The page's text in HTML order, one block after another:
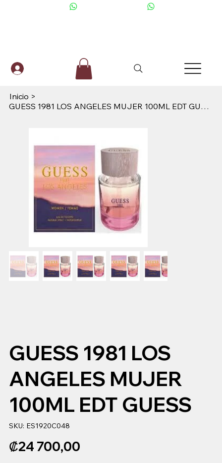
Inicio >
GUESS 1981 LOS ANGELES MUJER 100ML EDT GUESS
GUESS 1981 LOS
ANGELES MUJER
100ML EDT GUESS
SKU: SKU
ES1920C048
ES1920C048
Precio
₡24 700,00